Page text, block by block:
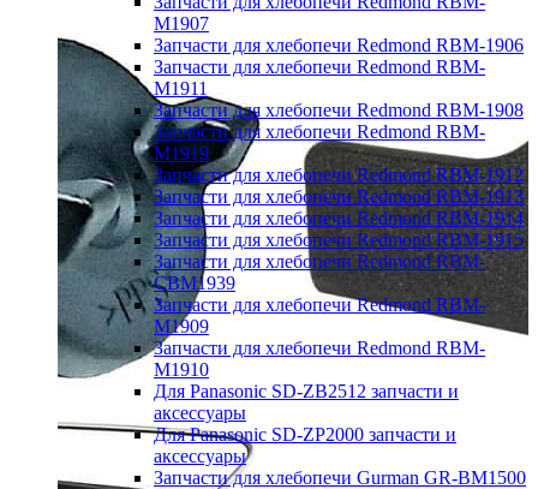
M1907
Запчасти для хлебопечи Redmond RBM-1906
Запчасти для хлебопечи Redmond RBM-
M1911
Запчасти для хлебопечи Redmond RBM-1908
Запчасти для хлебопечи Redmond RBM-
M1919
Запчасти для хлебопечи Redmond RBM-1912
Запчасти для хлебопечи Redmond RBM-1913
Запчасти для хлебопечи Redmond RBM-1914
Запчасти для хлебопечи Redmond RBM-1915
Запчасти для хлебопечи Redmond RBM-
CBM1939
Запчасти для хлебопечи Redmond RBM-
M1909
Запчасти для хлебопечи Redmond RBM-
M1910
Для Panasonic SD-ZB2512 запчасти и
аксессуары
Для Panasonic SD-ZP2000 запчасти и
аксессуары
Запчасти для хлебопечи Gurman GR-BM1500